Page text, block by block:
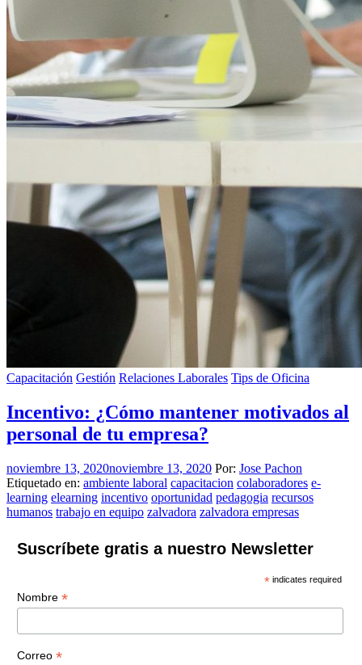
Capacitación Gestión Relaciones Laborales Tips de Oficina
Incentivo: ¿Cómo mantener motivados al
personal de tu empresa?
noviembre 13, 2020noviembre 13, 2020 Por: Jose Pachon
Etiquetado en: ambiente laboral capacitacion colaboradores e-
learning elearning incentivo oportunidad pedagogia recursos
humanos trabajo en equipo zalvadora zalvadora empresas
Suscríbete gratis a nuestro Newsletter
* indicates required
Nombre *
Correo *